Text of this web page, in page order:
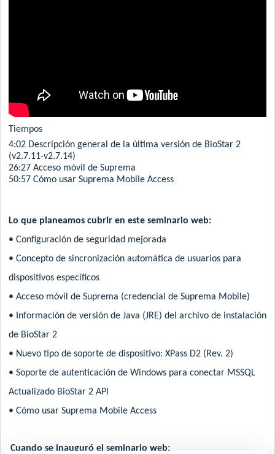
Tiempos
4:02 Descripción general de la última versión de BioStar 2
(v2.7.11-v2.7.14)
26:27 Acceso móvil de Suprema
50:57 Cómo usar Suprema Mobile Access
Lo que planeamos cubrir en este seminario web:
• Configuración de seguridad mejorada
• Concepto de sincronización automática de usuarios para
dispositivos específicos
• Acceso móvil de Suprema (credencial de Suprema Mobile)
• Información de versión de Java (JRE) del archivo de instalación
de BioStar 2
• Nuevo tipo de soporte de dispositivo: XPass D2 (Rev. 2)
• Soporte de autenticación de Windows para conectar MSSQL
Actualizado BioStar 2 API
• Cómo usar Suprema Mobile Access
Cuando se inauguró el seminario web: